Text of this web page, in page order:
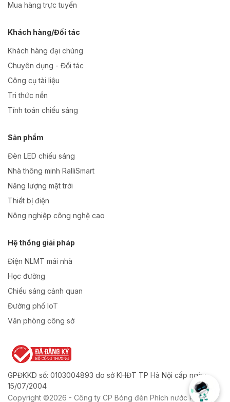
Mua hàng trực tuyến
Khách hàng/Đối tác
Khách hàng đại chúng
Chuyên dụng - Đối tác
Công cụ tài liệu
Tri thức nền
Tính toán chiếu sáng
Sản phẩm
Đèn LED chiếu sáng
Nhà thông minh RalliSmart
Năng lượng mặt trời
Thiết bị điện
Nông nghiệp công nghệ cao
Hệ thống giải pháp
Điện NLMT mái nhà
Học đường
Chiếu sáng cảnh quan
Đường phố IoT
Văn phòng công sở
GPĐKKD số: 0103004893 do sở KHĐT TP Hà Nội cấp ngày
15/07/2004
Copyright ©2026 - Công ty CP Bóng đèn Phích nước Rạng